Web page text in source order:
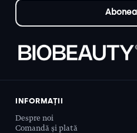
INFORMAȚII
Despre noi
Comandă și plată